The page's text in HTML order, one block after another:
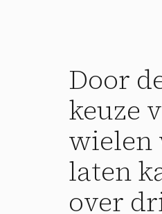
Door
keuze
wielen
laten
over